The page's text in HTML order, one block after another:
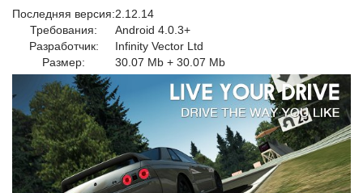
Последняя версия:2.12.14
Требования:
Android 4.0.3+
Разработчик:
Infinity Vector Ltd
Размер:
30.07 Mb + 30.07 Mb